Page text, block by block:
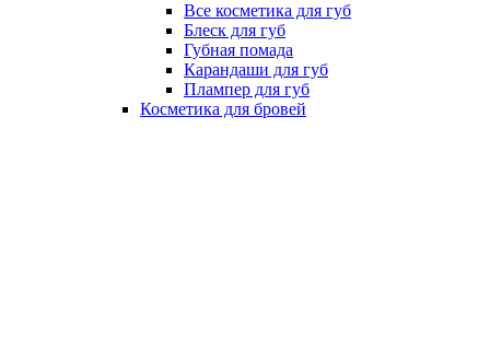
Все косметика для губ
Блеск для губ
Губная помада
Карандаши для губ
Плампер для губ
Косметика для бровей